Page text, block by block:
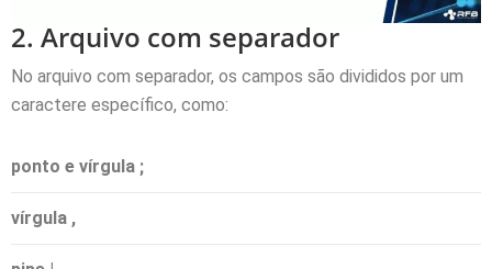
2. Arquivo com separador
No arquivo com separador, os campos são divididos por um
caractere específico, como:
ponto e vírgula ;
vírgula ,